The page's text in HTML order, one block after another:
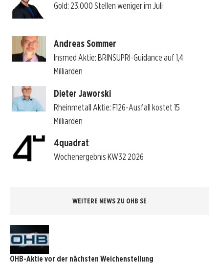
Gold: 23.000 Stellen weniger im Juli
Andreas Sommer
Insmed Aktie: BRINSUPRI-Guidance auf 1,4
Milliarden
Dieter Jaworski
Rheinmetall Aktie: F126-Ausfall kostet 15
Milliarden
4quadrat
Wochenergebnis KW32 2026
WEITERE NEWS ZU OHB SE
OHB-Aktie vor der nächsten Weichenstellung